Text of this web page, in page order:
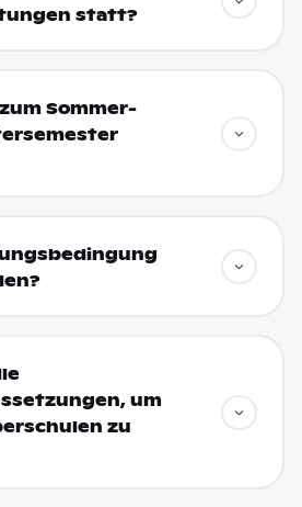
statt?
Sommer-
um
zu